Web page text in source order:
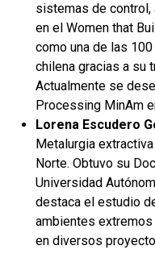
sistemas de control,
en el Women that
como una de las
chilena gracias a su
Actualmente se
Processing MinAm
Lorena Escudero
Metalurgia
Norte. Obtuvo su
Universidad
destaca el estudio
ambientes
en diversos